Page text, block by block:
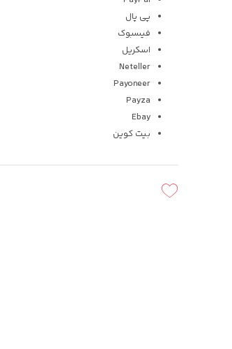
پی پال
فیسبوک
اسکریل
Neteller
Payoneer
Payza
Ebay
بیت کوین